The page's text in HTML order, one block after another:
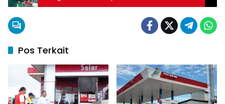
Dekatkan Layanan Perbankan dengan
Pos Terkait